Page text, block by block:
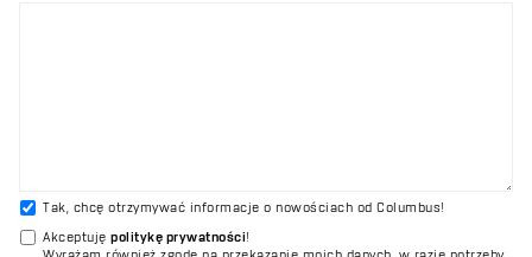
Tak, chcę otrzymywać informacje o nowościach od Columbus!
Akceptuję politykę prywatności!